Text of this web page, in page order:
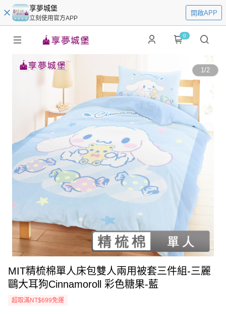
享夢城堡
立刻使用官方APP
開啟APP
0
1/2
MIT精梳棉單人床包雙人兩用被套三件組-三麗
鷗大耳狗Cinnamoroll 彩色糖果-藍
超取滿NT$699免運